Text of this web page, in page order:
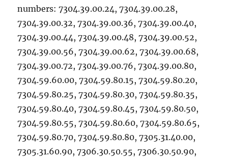
numbers: 7304.39.00.24, 7304.39.00.28,
7304.39.00.32, 7304.39.00.36, 7304.39.00.40,
7304.39.00.44, 7304.39.00.48, 7304.39.00.52,
7304.39.00.56, 7304.39.00.62, 7304.39.00.68,
7304.39.00.72, 7304.39.00.76, 7304.39.00.80,
7304.59.60.00, 7304.59.80.15, 7304.59.80.20,
7304.59.80.25, 7304.59.80.30, 7304.59.80.35,
7304.59.80.40, 7304.59.80.45, 7304.59.80.50,
7304.59.80.55, 7304.59.80.60, 7304.59.80.65,
7304.59.80.70, 7304.59.80.80, 7305.31.40.00,
7305.31.60.90, 7306.30.50.55, 7306.30.50.90,